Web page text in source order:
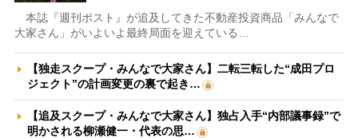
本誌『週刊ポスト』が追及してきた不動産投資商品「みんなで
大家さん」がいよいよ最終局面を迎えている…
【独走スクープ・みんなで大家さん】二転三転した“成田プロ
ジェクト”の計画変更の裏で起き…
【追及スクープ・みんなで大家さん】独占入手“内部議事録”で
明かされる柳瀬健一・代表の思…